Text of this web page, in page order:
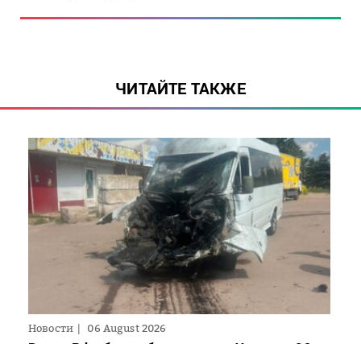
ЧИТАЙТЕ ТАКЖЕ
Новости 06 August 2026